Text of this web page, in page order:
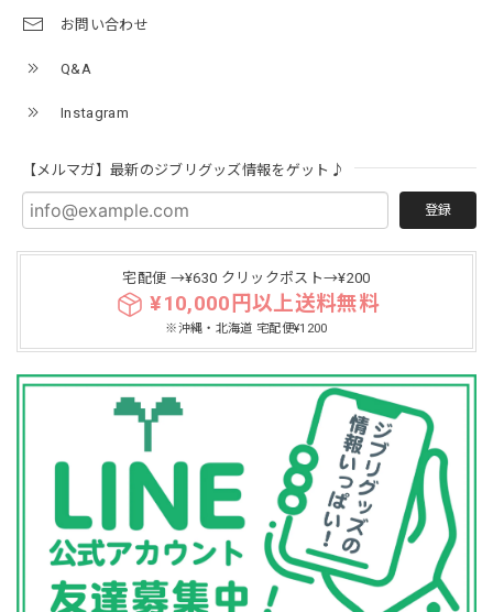
プレゼントおすすめ
ブログ
お問い合わせ
【メルマガ】最新のジブリグッズ情報をゲット♪
登録
宅配便 →¥630 クリックポスト→¥200
¥10,000円以上送料無料
※沖縄・北海道 宅配便¥1200